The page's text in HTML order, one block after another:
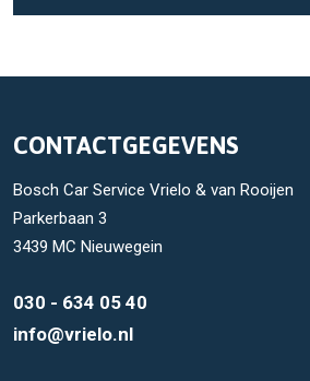
CONTACTGEGEVENS
Bosch Car Service Vrielo & van Rooijen
Parkerbaan 3
3439 MC Nieuwegein
030 - 634 05 40
info@vrielo.nl